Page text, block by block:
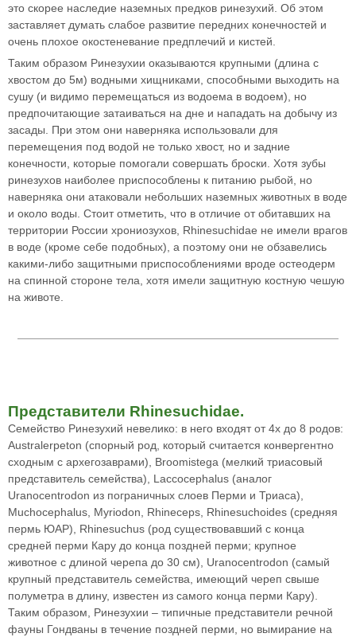
это скорее наследие наземных предков ринезухий. Об этом
заставляет думать слабое развитие передних конечностей и
очень плохое окостеневание предплечий и кистей.
Таким образом Ринезухии оказываются крупными (длина с
хвостом до 5м) водными хищниками, способными выходить на
сушу (и видимо перемещаться из водоема в водоем), но
предпочитающие затаиваться на дне и нападать на добычу из
засады. При этом они наверняка использовали для
перемещения под водой не только хвост, но и задние
конечности, которые помогали совершать броски. Хотя зубы
ринезухов наиболее приспособлены к питанию рыбой, но
наверняка они атаковали небольших наземных животных в воде
и около воды. Стоит отметить, что в отличие от обитавших на
территории России хрониозухов, Rhinesuchidae не имели врагов
в воде (кроме себе подобных), а поэтому они не обзавелись
какими-либо защитными приспособлениями вроде остеодерм
на спинной стороне тела, хотя имели защитную костную чешую
на животе.
Представители Rhinesuchidae.
Семейство Ринезухий невелико: в него входят от 4х до 8 родов:
Australerpeton (спорный род, который считается конвергентно
сходным с архегозаврами), Broomistega (мелкий триасовый
представитель семейства), Laccocephalus (аналог
Uranocentrodon из пограничных слоев Перми и Триаса),
Muchocephalus, Myriodon, Rhineceps, Rhinesuchoides (средняя
пермь ЮАР), Rhinesuchus (род существовавший с конца
средней перми Кару до конца поздней перми; крупное
животное с длиной черепа до 30 см), Uranocentrodon (самый
крупный представитель семейства, имеющий череп свыше
полуметра в длину, известен из самого конца перми Кару).
Таким образом, Ринезухии – типичные представители речной
фауны Гондваны в течение поздней перми, но вымирание на